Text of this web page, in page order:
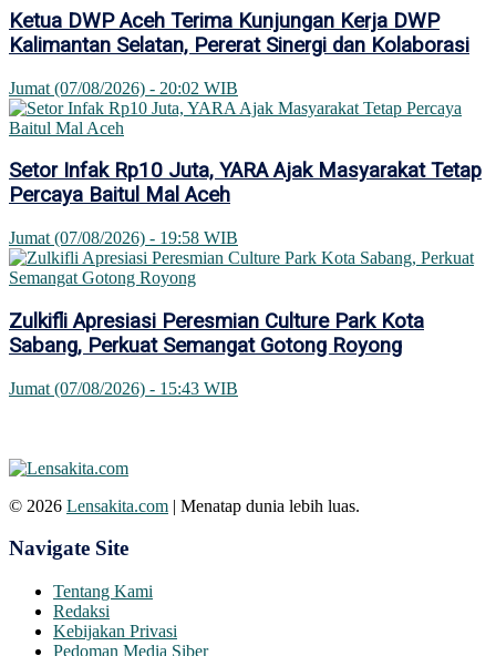
Ketua DWP Aceh Terima Kunjungan Kerja DWP
Kalimantan Selatan, Pererat Sinergi dan Kolaborasi
Jumat (07/08/2026) - 20:02 WIB
Setor Infak Rp10 Juta, YARA Ajak Masyarakat Tetap
Percaya Baitul Mal Aceh
Jumat (07/08/2026) - 19:58 WIB
Zulkifli Apresiasi Peresmian Culture Park Kota
Sabang, Perkuat Semangat Gotong Royong
Jumat (07/08/2026) - 15:43 WIB
© 2026 Lensakita.com | Menatap dunia lebih luas.
Navigate Site
Tentang Kami
Redaksi
Kebijakan Privasi
Pedoman Media Siber